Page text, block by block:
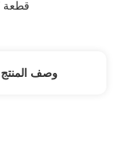
15000
وصف المنتج